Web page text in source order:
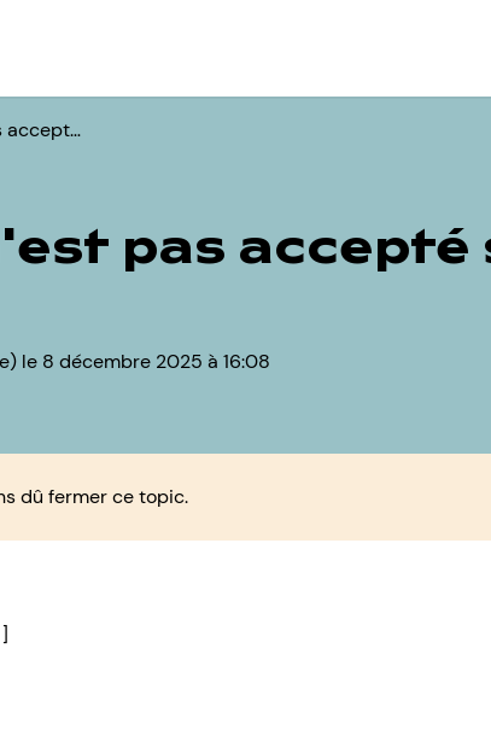
accept…
pas accepté
le 8 décembre 2025 à 16:08
dû fermer ce topic.